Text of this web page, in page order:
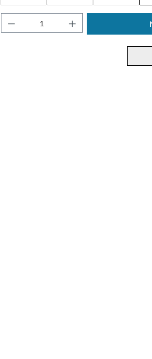
Quantità del prodotto: